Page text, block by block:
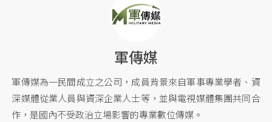
軍傳媒
軍傳媒為一民間成立之公司，成員背景來自軍事專業學者、資
深媒體從業人員與資深企業人士等，並與電視媒體集團共同合
作，是國內不受政治立場影響的專業數位傳媒。